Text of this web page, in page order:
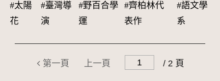
#太陽
花
#臺灣導
演
#野百合學
運
#齊柏林代
表作
#語文學
系
第一頁 上一頁 / 2 頁